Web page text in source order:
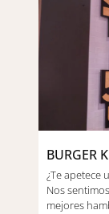
BURGER
¿Te apetece
Nos
mejores